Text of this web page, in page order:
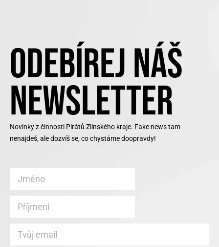
ODEBÍREJ NÁŠ
NEWSLETTER
Novinky z činnosti Pirátů Zlínského kraje. Fake news tam
nenajdeš, ale dozvíš se, co chystáme doopravdy!